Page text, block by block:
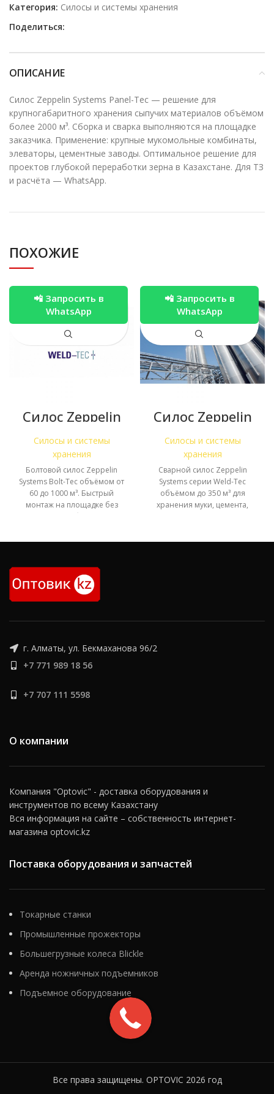
Категория: Силосы и системы хранения
Поделиться:
ОПИСАНИЕ
Силос Zeppelin Systems Panel-Tec — решение для
крупногабаритного хранения сыпучих материалов объёмом
более 2000 м³. Сборка и сварка выполняются на площадке
заказчика. Применение: крупные мукомольные комбинаты,
элеваторы, цементные заводы. Оптимальное решение для
проектов глубокой переработки зерна в Казахстане. Для ТЗ
и расчёта — WhatsApp.
ПОХОЖИЕ
Силос Zeppelin
Bolt-Tec —
болтовой силос
60-1000 м³
Силосы и системы
хранения
Болтовой силос Zeppelin
Systems Bolt-Tec объёмом от
60 до 1000 м³. Быстрый
монтаж на площадке без
сварочных работ. Цена по
📲 Запросить в
WhatsApp
Силос Zeppelin
Weld-Tec —
сварной силос
до 350 м³
Силосы и системы
хранения
Сварной силос Zeppelin
Systems серии Weld-Tec
объёмом до 350 м³ для
хранения муки, цемента,
нержавеющая сталь. Цена по
📲 Запросить в
WhatsApp
г. Алматы, ул. Бекмаханова 96/2
+7 771 989 18 56
+7 707 111 5598
О компании
Компания "Optovic" - доставка оборудования и
инструментов по всему Казахстану
Вся информация на сайте – собственность интернет-
магазина optovic.kz
Поставка оборудования и запчастей
Токарные станки
Промышленные прожекторы
Большегрузные колеса Blickle
Аренда ножничных подъемников
Подъемное оборудование
Все права защищены. OPTOVIC 2026 год